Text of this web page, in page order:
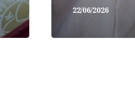
22/06/2026